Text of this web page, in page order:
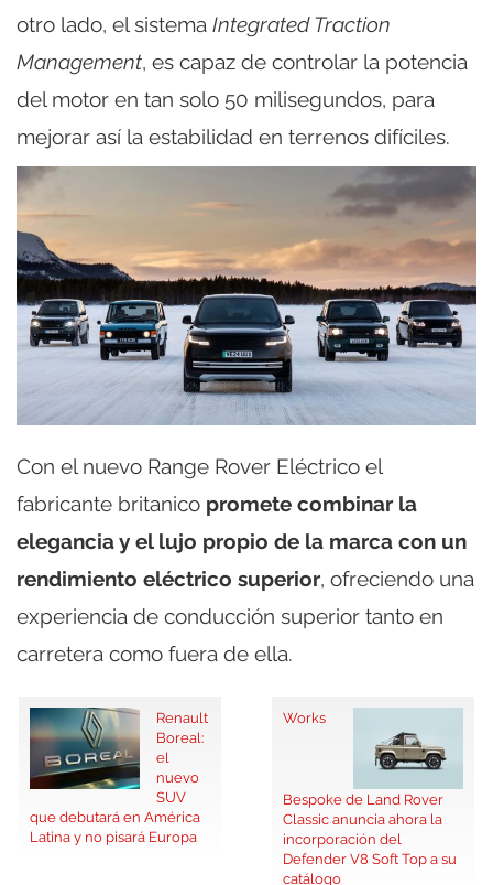
otro lado, el sistema Integrated Traction
Management, es capaz de controlar la potencia
del motor en tan solo 50 milisegundos, para
mejorar así la estabilidad en terrenos difíciles.
Con el nuevo Range Rover Eléctrico el
fabricante britanico promete combinar la
elegancia y el lujo propio de la marca con un
rendimiento eléctrico superior, ofreciendo una
experiencia de conducción superior tanto en
carretera como fuera de ella.
Renault
Boreal:
el
nuevo
SUV
que debutará en América
Latina y no pisará Europa
Works
Bespoke de Land Rover
Classic anuncia ahora la
incorporación del
Defender V8 Soft Top a su
catálogo